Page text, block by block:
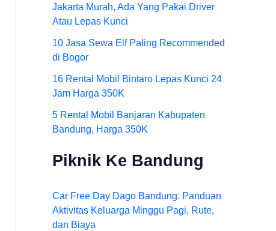
Jakarta Murah, Ada Yang Pakai Driver
Atau Lepas Kunci
10 Jasa Sewa Elf Paling Recommended
di Bogor
16 Rental Mobil Bintaro Lepas Kunci 24
Jam Harga 350K
5 Rental Mobil Banjaran Kabupaten
Bandung, Harga 350K
Piknik Ke Bandung
Car Free Day Dago Bandung: Panduan
Aktivitas Keluarga Minggu Pagi, Rute,
dan Biaya